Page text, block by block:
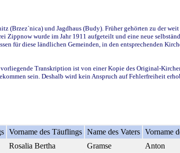
und Jagdhaus (Budy). Früher gehörten zu der
wurde im Jahr 1911 aufgeteilt und eine neue
für diese ländlichen Gemeinden, in den entsprechenden
Transkription ist von einer Kopie des Original-
sein. Deshalb wird kein Anspruch auf Fehlerfreiheit
Vorname des Täuflings Name des Vaters Vorname
Rosalia Bertha Gramse Anton